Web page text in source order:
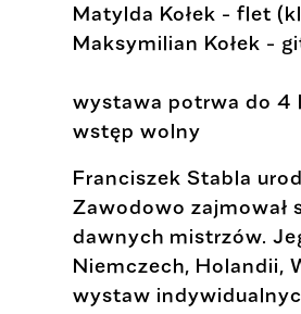
Matylda Kołek - flet
Maksymilian Kołek -
wystawa potrwa do 4
wstęp wolny
Franciszek Stabla
Zawodowo zajmował
dawnych mistrzów.
Niemczech, Holandii,
wystaw